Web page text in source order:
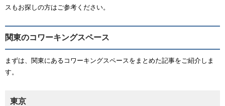
スもお探しの方はご参考ください。
関東のコワーキングスペース
まずは、関東にあるコワーキングスペースをまとめた記事をご紹介しま
す。
東京